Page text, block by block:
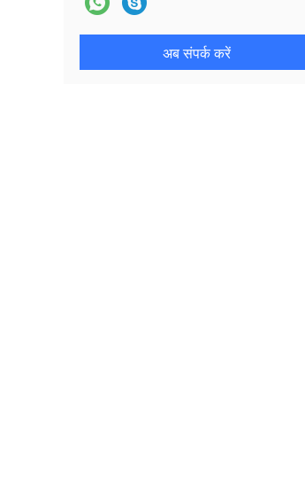
अब संपर्क करें